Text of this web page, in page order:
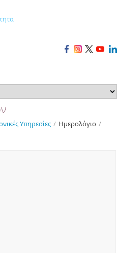
Υπηρεσίες / Ημερολόγιο /